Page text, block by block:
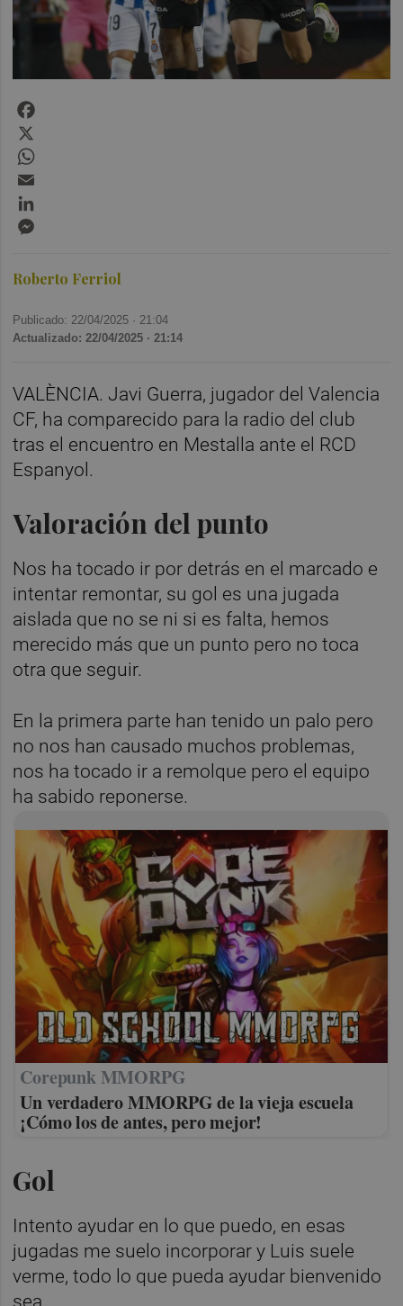
Roberto Ferriol
Publicado: 22/04/2025 · 21:04
Actualizado: 22/04/2025 · 21:14
VALÈNCIA. Javi Guerra, jugador del Valencia
CF, ha comparecido para la radio del club
tras el encuentro en Mestalla ante el RCD
Espanyol.
Valoración del punto
Nos ha tocado ir por detrás en el marcado e
intentar remontar, su gol es una jugada
aislada que no se ni si es falta, hemos
merecido más que un punto pero no toca
otra que seguir.
En la primera parte han tenido un palo pero
no nos han causado muchos problemas,
nos ha tocado ir a remolque pero el equipo
ha sabido reponerse.
Corepunk MMORPG
Un verdadero MMORPG de la vieja escuela
¡Cómo los de antes, pero mejor!
Gol
Intento ayudar en lo que puedo, en esas
jugadas me suelo incorporar y Luis suele
verme, todo lo que pueda ayudar bienvenido
sea.